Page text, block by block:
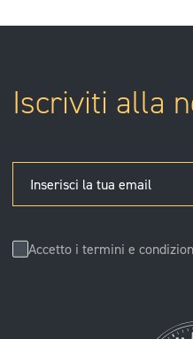
Iscriviti alla
Inserisci la tua email
Accetto i termini e